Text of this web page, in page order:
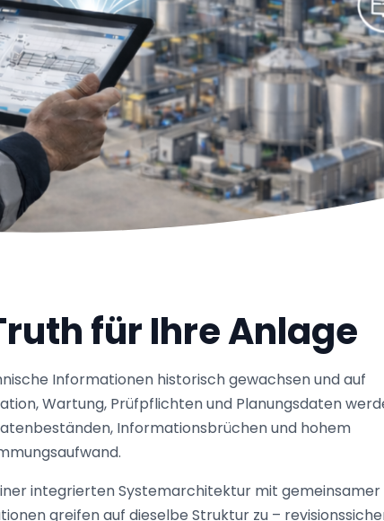
für Ihre Anlage
Informationen historisch gewachsen und auf
Wartung, Prüfpflichten und Planungsdaten
Informationsbrüchen und hohem
integrierten Systemarchitektur mit gemeinsamer
greifen auf dieselbe Struktur zu –